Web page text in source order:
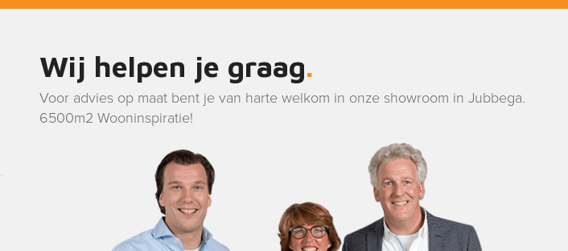
Wij helpen je graag
Voor advies op maat bent je van harte welkom in onze showroom in Jubbega.
6500m2 Wooninspiratie!